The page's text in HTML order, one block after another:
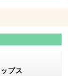
プス